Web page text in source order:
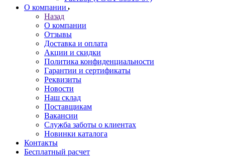
О компании
Назад
О компании
Отзывы
Доставка и оплата
Акции и скидки
Политика конфиденциальности
Гарантии и сертификаты
Реквизиты
Новости
Наш склад
Поставщикам
Вакансии
Служба заботы о клиентах
Новинки каталога
Контакты
Бесплатный расчет